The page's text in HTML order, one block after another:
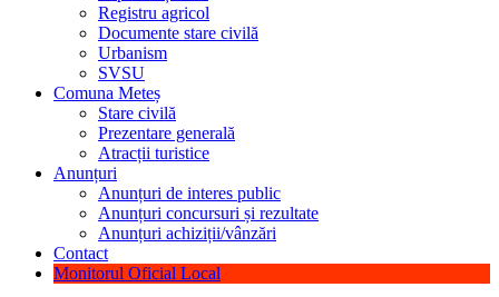
Registru agricol
Documente stare civilă
Urbanism
SVSU
Comuna Meteș
Stare civilă
Prezentare generală
Atracții turistice
Anunțuri
Anunțuri de interes public
Anunțuri concursuri și rezultate
Anunțuri achiziții/vânzări
Contact
Monitorul Oficial Local